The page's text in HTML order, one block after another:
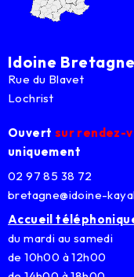
Idoine
Rue du Blavet
Lochrist
Ouvert sur rendez-
uniquement
02 97 85 38 72
bretagne@idoine-
Accueil
du mardi au samedi
de 10h00 à 12h00